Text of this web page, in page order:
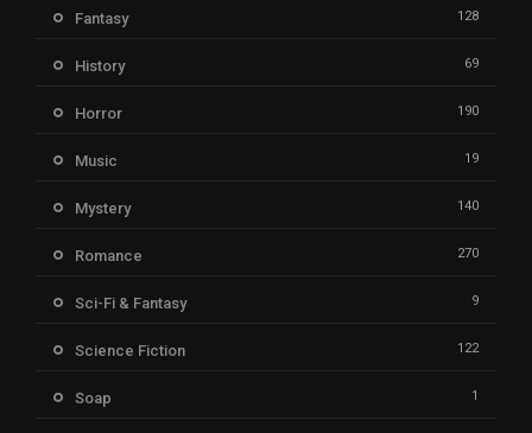
Fantasy 128
History 69
Horror 190
Music 19
Mystery 140
Romance 270
Sci-Fi & Fantasy 9
Science Fiction 122
Soap 1